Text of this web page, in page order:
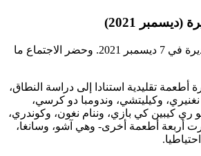
2021)
عُقد اجتماع مائدة مستديرة في 7 ديسمبر 2021. وحضر الاجتماع ما
تقليدية استنادا إلى دراسة النطاق،
وكيليتشي، وندومبا دو كرسي،
ري كيبين كي بازي، وننام نغون، وكوندري،
أربعة أطعمة أخرى- وهي آشو، وسانغا،